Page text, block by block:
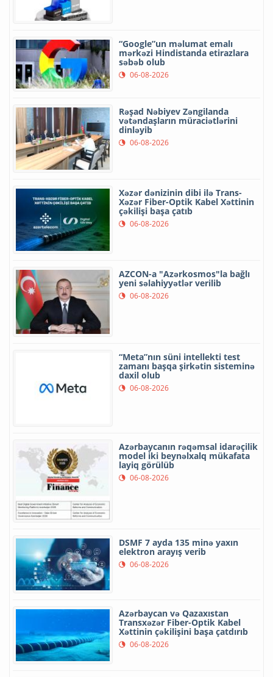
“Google”un məlumat emalı
mərkəzi Hindistanda etirazlara
səbəb olub
06-08-2026
Rəşad Nəbiyev Zəngilanda
vətəndaşların müraciətlərini
dinləyib
06-08-2026
Xəzər dənizinin dibi ilə Trans-
Xəzər Fiber-Optik Kabel Xəttinin
çəkilişi başa çatıb
06-08-2026
AZCON-a "Azərkosmos"la bağlı
yeni səlahiyyətlər verilib
06-08-2026
“Meta”nın süni intellekti test
zamanı başqa şirkətin sisteminə
daxil olub
06-08-2026
Azərbaycanın rəqəmsal idarəçilik
model iki beynəlxalq mükafata
layiq görülüb
06-08-2026
DSMF 7 ayda 135 minə yaxın
elektron arayış verib
06-08-2026
Azərbaycan və Qazaxıstan
Transxəzər Fiber-Optik Kabel
Xəttinin çəkilişini başa çatdırıb
06-08-2026